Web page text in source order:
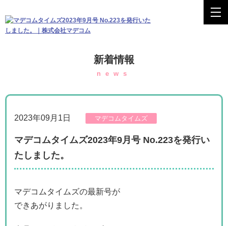
新着情報
news
2023年09月1日 マデコムタイムズ
マデコムタイムズ2023年9月号 No.223を発行い
たしました。
マデコムタイムズの最新号が
できあがりました。